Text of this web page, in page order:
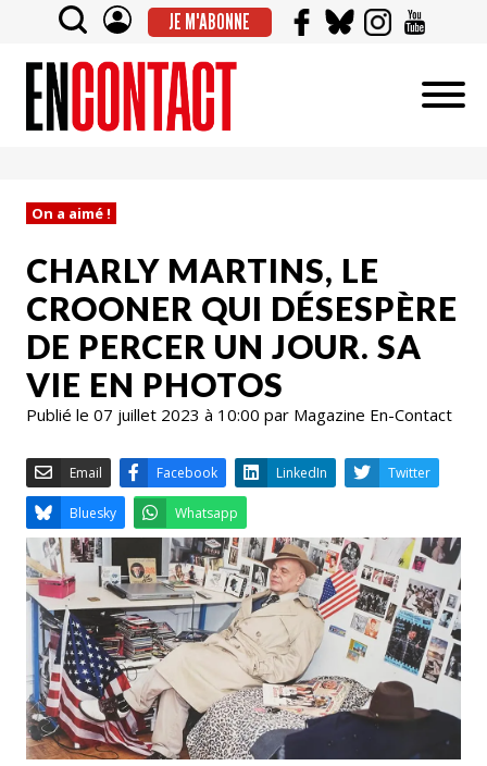
JE M'ABONNE
On a aimé !
CHARLY MARTINS, LE
CROONER QUI DÉSESPÈRE
DE PERCER UN JOUR. SA
VIE EN PHOTOS
Publié le 07 juillet 2023 à 10:00 par Magazine En-Contact
Email Facebook LinkedIn
Bluesky Whatsapp